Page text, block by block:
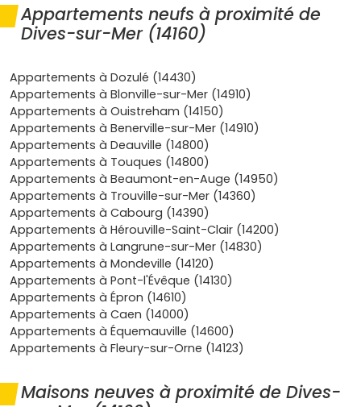
optimisé, un vrai espace extérieur pour les repas d’été, un
stationnement privatif et, si tu le souhaites, une pièce en
rez-de-chaussée facile à aménager en bureau. Au
écoles et collège, professionnels de santé, marché,
équipements nautiques, sentiers et Vélomaritime pour les
balades, sans oublier les animations culturelles toute
l’année ; l’accès routier vers l’A13 est simple, et la gare de
Dives-Cabourg complète tes options de mobilité selon
les périodes. Côté budget, les dispositifs pour primo-
accédants ou investisseurs peuvent t’aider selon ton
profil et la localisation du programme (exonération
partielle et temporaire de taxe foncière décidée par la
commune, prêts aidés ou solutions d’investissement
locatif en vigueur) : l’important, c’est d’étudier ton
éligibilité et la projection de charges réelles, d’autant que
la performance énergétique d’unemaison neuve à
Dives-sur-Merlimite durablement les dépenses. Pour
habiter, tu sécurises un bien clé en main dans une zone
recherchée, agréable à l’année comme en villégiature ;
pour louer, tu bénéficies d’une demande soutenue entre
bord de mer, à condition de choisir un emplacement
pertinent (proximité plages, port, écoles ou centre). Si tu
Appartements neufs à proximité de
Dives-sur-Mer (14160)
Appartements à Dozulé (14430)
Appartements à Blonville-sur-Mer (14910)
Appartements à Ouistreham (14150)
Appartements à Benerville-sur-Mer (14910)
Appartements à Deauville (14800)
Appartements à Touques (14800)
Appartements à Beaumont-en-Auge (14950)
Appartements à Trouville-sur-Mer (14360)
Appartements à Cabourg (14390)
Appartements à Hérouville-Saint-Clair (14200)
Appartements à Langrune-sur-Mer (14830)
Appartements à Mondeville (14120)
Appartements à Pont-l'Évêque (14130)
Appartements à Épron (14610)
Appartements à Caen (14000)
Appartements à Équemauville (14600)
Appartements à Fleury-sur-Orne (14123)
Maisons neuves à proximité de Dives-